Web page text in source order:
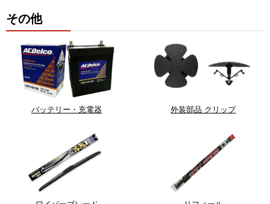
その他
バッテリー・充電器 外装部品 クリップ